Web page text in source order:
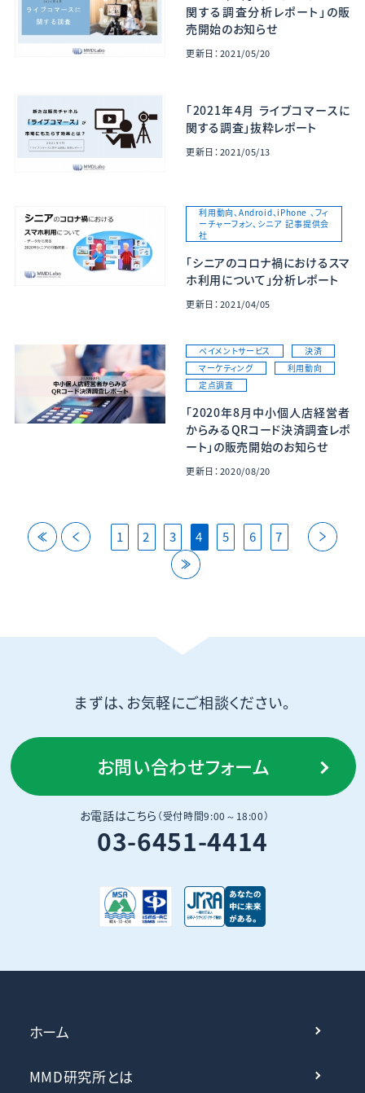
関する調査分析レポート」の販
売開始のお知らせ
更新日：2021/05/20
「2021年4月 ライブコマースに
関する調査」抜粋レポート
更新日：2021/05/13
利用動向、Android、iPhone 、フィ
ーチャーフォン、シニア 記事提供会
社
「シニアのコロナ禍におけるスマ
ホ利用について」分析レポート
更新日：2021/04/05
ペイメントサービス
決済
マーケティング
利用動向
定点調査
「2020年8月中小個人店経営者
からみるQRコード決済調査レポ
ート」の販売開始のお知らせ
更新日：2020/08/20
back back1 2 3 4 5 6 7
next
last
まずは、お気軽にご相談ください。
お問い合わせフォーム
お電話はこちら （受付時間9:00～18:00）
03-6451-4414
ホーム
MMD研究所とは